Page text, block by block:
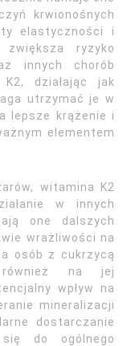
krwionośnych
elastyczności i
ryzyko
innych chorób
K2, działając jak
utrzymać je w
lepsze krążenie i
elementem
witamina K2
w innych
one dalszych
wrażliwości na
osób z cukrzycą
na jej
wpływ na
mineralizacji
dostarczanie
do ogólnego